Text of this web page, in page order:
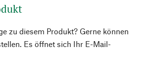
zu diesem Produkt? Gerne können
Es öffnet sich Ihr E-Mail-